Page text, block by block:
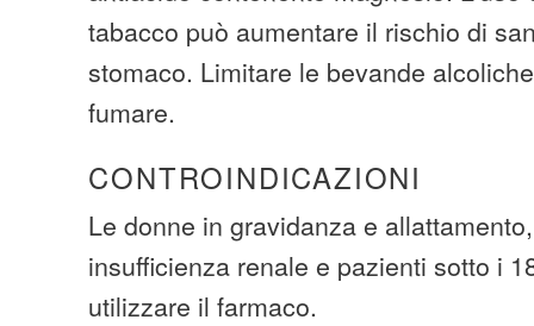
tabacco può aumentare il rischio di
stomaco. Limitare le bevande
fumare.
CONTROINDICAZIONI
Le donne in gravidanza e
insufficienza renale e pazienti sotto i
utilizzare il farmaco.